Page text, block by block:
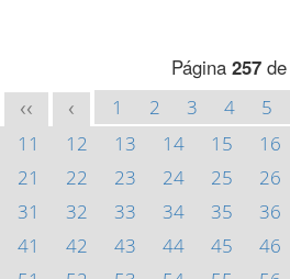
Página 257de
<< < 1 2 3 4 5
11
12 13 14 15 16
21
22 23 24 25 26
31
32 33 34 35 36
41
42 43 44 45 46